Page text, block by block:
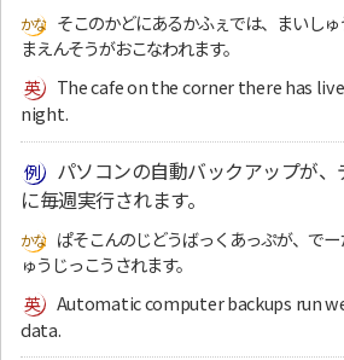
そこのかどにあるかふぇでは、まいし
まえんそうがおこなわれます。
The cafe on the corner there has
night.
パソコンの自動バックアップが
に毎週実行されます。
ぱそこんのじどうばっくあっぷが、で
ゅうじっこうされます。
Automatic computer backups run
data.